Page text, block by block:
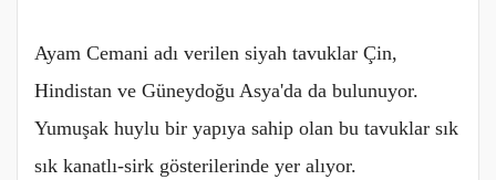
Ayam Cemani adı verilen siyah tavuklar Çin,
Hindistan ve Güneydoğu Asya'da da bulunuyor.
Yumuşak huylu bir yapıya sahip olan bu tavuklar sık
sık kanatlı-sirk gösterilerinde yer alıyor.